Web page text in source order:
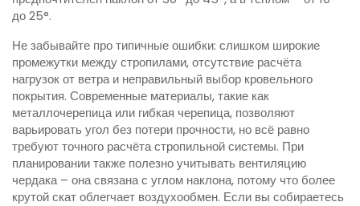
до 25°.
Не забывайте про типичные ошибки: слишком широкие
промежутки между стропилами, отсутствие расчёта
нагрузок от ветра и неправильный выбор кровельного
покрытия. Современные материалы, такие как
металлочерепица или гибкая черепица, позволяют
варьировать угол без потери прочности, но всё равно
требуют точного расчёта стропильной системы. При
планировании также полезно учитывать вентиляцию
чердака – она связана с углом наклона, потому что более
крутой скат облегчает воздухообмен. Если вы собираетесь